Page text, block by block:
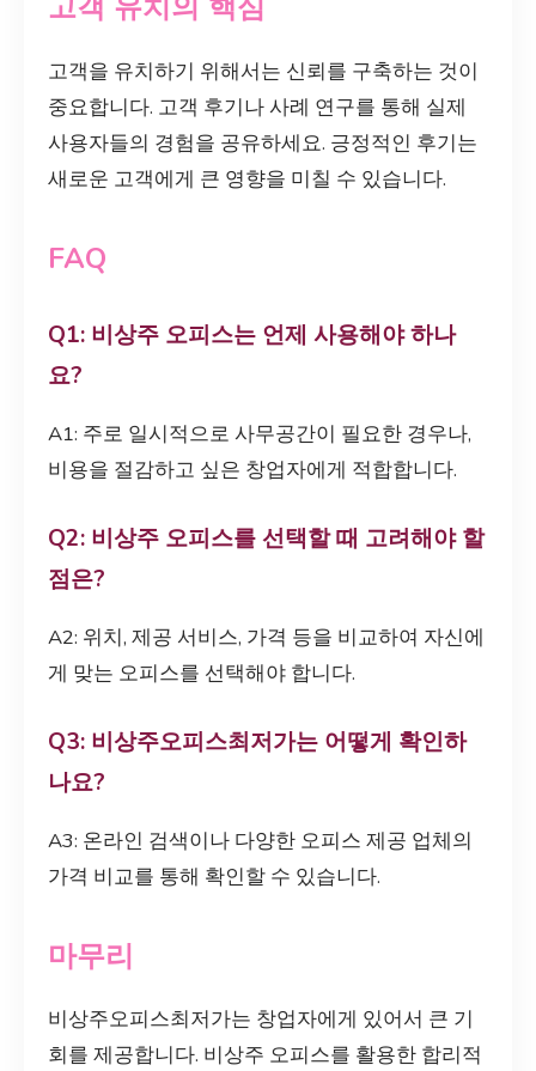
고객을 유치하기 위해서는 신뢰를 구축하는 것이
중요합니다. 고객 후기나 사례 연구를 통해 실제
사용자들의 경험을 공유하세요. 긍정적인 후기는
새로운 고객에게 큰 영향을 미칠 수 있습니다.
FAQ
Q1: 비상주 오피스는 언제 사용해야 하나
요?
A1: 주로 일시적으로 사무공간이 필요한 경우나,
비용을 절감하고 싶은 창업자에게 적합합니다.
Q2: 비상주 오피스를 선택할 때 고려해야 할
점은?
A2: 위치, 제공 서비스, 가격 등을 비교하여 자신에
게 맞는 오피스를 선택해야 합니다.
Q3: 비상주오피스최저가는 어떻게 확인하
나요?
A3: 온라인 검색이나 다양한 오피스 제공 업체의
가격 비교를 통해 확인할 수 있습니다.
마무리
비상주오피스최저가는 창업자에게 있어서 큰 기
회를 제공합니다. 비상주 오피스를 활용한 합리적